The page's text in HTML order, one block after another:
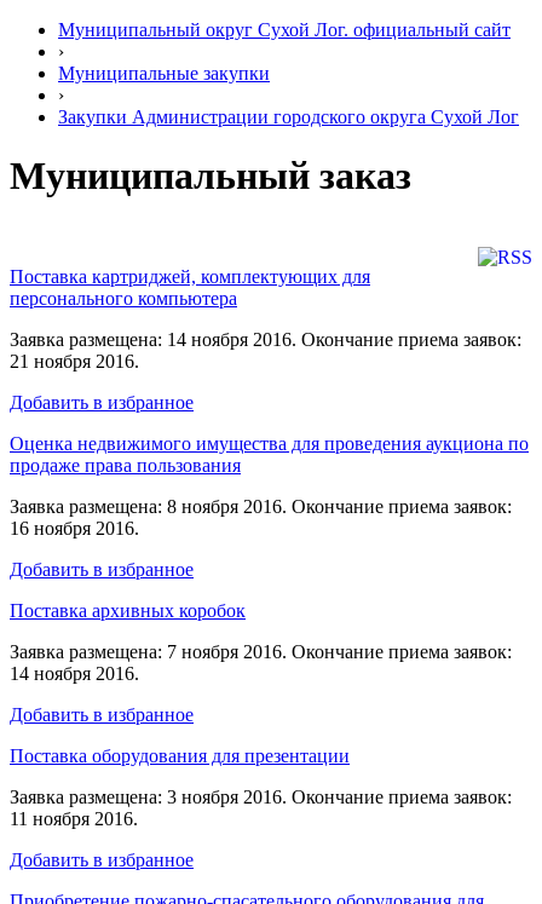
Муниципальный округ Сухой Лог. официальный сайт
›
Муниципальные закупки
›
Закупки Администрации городского округа Сухой Лог
Муниципальный заказ
Поставка картриджей, комплектующих для
персонального компьютера
Заявка размещена: 14 ноября 2016. Окончание приема заявок:
21 ноября 2016.
Добавить в избранное
Оценка недвижимого имущества для проведения аукциона по
продаже права пользования
Заявка размещена: 8 ноября 2016. Окончание приема заявок:
16 ноября 2016.
Добавить в избранное
Поставка архивных коробок
Заявка размещена: 7 ноября 2016. Окончание приема заявок:
14 ноября 2016.
Добавить в избранное
Поставка оборудования для презентации
Заявка размещена: 3 ноября 2016. Окончание приема заявок:
11 ноября 2016.
Добавить в избранное